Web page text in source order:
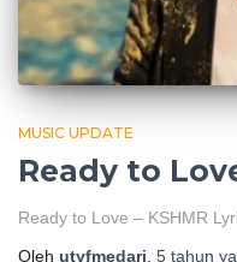
MUSIC UPDATE
Ready to
Ready to Love – KSHMR
Oleh utyfmedari 5 tahun